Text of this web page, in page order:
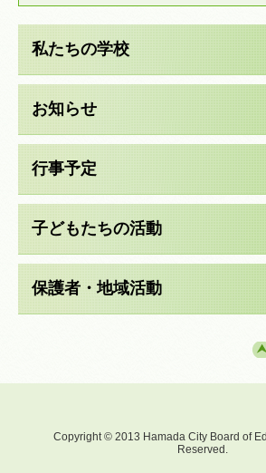
私たちの学校
お知らせ
行事予定
子どもたちの活動
保護者・地域活動
Copyright © 2013 Hamada City Board of
Reserved.